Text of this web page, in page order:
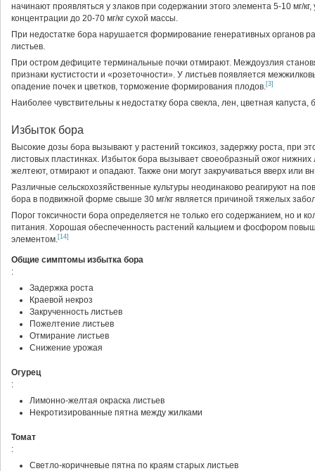
начинают проявляться у злаков при содержании этого элемента 5-10 мг/
концентрации до 20-70 мг/кг сухой массы.
При недостатке бора нарушается формирование генеративных органов
листьев.
При остром дефиците терминальные почки отмирают. Междоузлия
признаки кустистости и «розеточности». У листьев появляется
опадение почек и цветков, торможение формирования плодов.[3]
Наиболее чувствительны к недостатку бора свекла, лен, цветная капуста,
Избыток бора
Высокие дозы бора вызывают у растений токсикоз, задержку роста, при
листовых пластинках. Избыток бора вызывает своеобразный ожог нижних
желтеют, отмирают и опадают. Также они могут закручиваться вверх или
Различные сельскохозяйственные культуры неодинаково реагируют на
бора в подвижной форме свыше 30 мг/кг является причиной тяжелых
Порог токсичности бора определяется не только его содержанием, но и
питания. Хорошая обеспеченность растений кальцием и фосфором
элементом.[14]
Общие симптомы избытка бора
:
Задержка роста
Краевой некроз
Закрученность листьев
Пожелтение листьев
Отмирание листьев
Снижение урожая
Огурец
:
Лимонно-желтая окраска листьев
Некротизированные пятна между жилками
Томат
:
Светло-коричневые пятна по краям старых листьев